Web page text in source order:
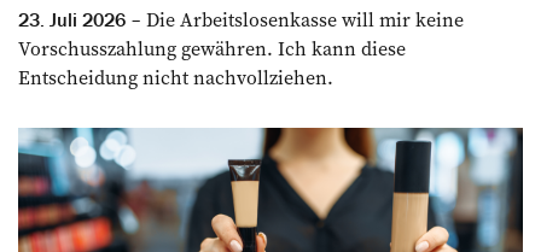
23. Juli 2026
Die Arbeitslosenkasse will mir keine
Vorschusszahlung gewähren. Ich kann diese
Entscheidung nicht nachvollziehen.